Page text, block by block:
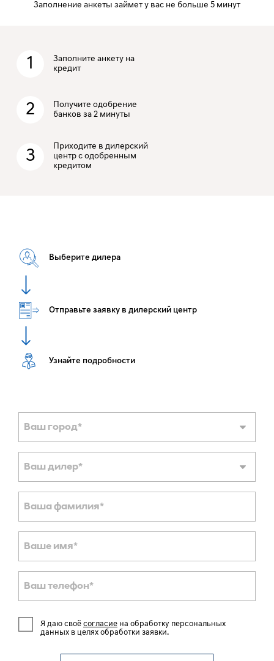
Заполнение анкеты займет у вас не больше 5 минут
1
Заполните анкету на
кредит
2
Получите одобрение
банков за 2 минуты
3
Приходите в дилерский
центр с одобренным
кредитом
Выберите дилера
Отправьте заявку в дилерский центр
Узнайте подробности
Ваш город*
Ваш дилер*
Ваша фамилия*
Ваше имя*
Ваш телефон*
Я даю своё согласие на обработку персональных
данных в целях обработки заявки.